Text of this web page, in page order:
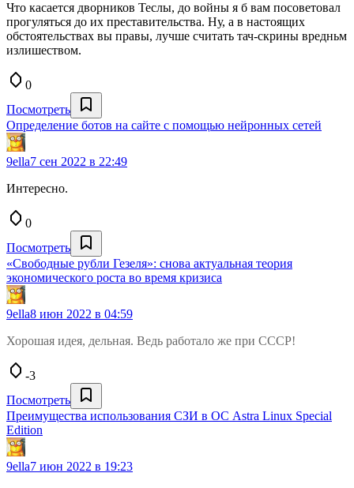
Что касается дворников Теслы, до войны я б вам посоветовал
прогуляться до их преставительства. Ну, а в настоящих
обстоятельствах вы правы, лучше считать тач-скрины вредньм
излишеством.
0
Посмотреть
Определение ботов на сайте с помощью нейронных сетей
9ella7 сен 2022 в 22:49
Интересно.
0
Посмотреть
«Свободные рубли Гезеля»: снова актуальная теория
экономического роста во время кризиса
9ella8 июн 2022 в 04:59
Хорошая идея, дельная. Ведь работало же при СССР!
-3
Посмотреть
Преимущества использования СЗИ в ОС Astra Linux Special
Edition
9ella7 июн 2022 в 19:23